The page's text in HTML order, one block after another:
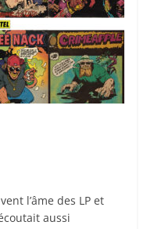
l’âme des LP et
aussi